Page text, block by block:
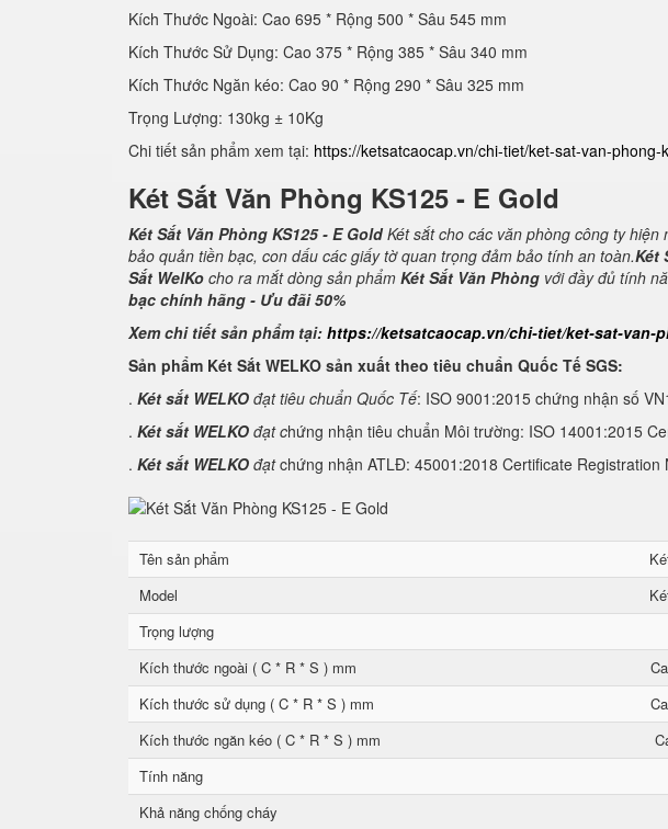
Kích Thước Ngoài: Cao 695 * Rộng 500 * Sâu 545 mm
Kích Thước Sử Dụng: Cao 375 * Rộng 385 * Sâu 340 mm
Kích Thước Ngăn kéo: Cao 90 * Rộng 290 * Sâu 325 mm
Trọng Lượng: 130kg ± 10Kg
Chi tiết sản phẩm xem tại: https://ketsatcaocap.vn/chi-tiet/ket-sat-van-
Két Sắt Văn Phòng KS125 - E Gold
Két Sắt Văn Phòng KS125 - E GoldKét sắt cho các văn phòng công ty
bảo quản tiền bạc, con dấu các giấy tờ quan trọng đảm bảo tính an toàn.Két
Sắt WelKo cho ra mắt dòng sản phẩm Két Sắt Văn Phòng với đầy đủ tính
bạc chính hãng - Ưu đãi 50%
Xem chi tiết sản phẩm tại: https://ketsatcaocap.vn/chi-tiet/ket-sat-van-
Sản phẩm Két Sắt WELKO sản xuất theo tiêu chuẩn Quốc Tế SGS:
. Két sắt WELKO đạt tiêu chuẩn Quốc Tế: ISO 9001:2015 chứng nhận số
. Két sắt WELKO đạt chứng nhận tiêu chuẩn Môi trường: ISO 14001:2015
. Két sắt WELKO đạtchứng nhận ATLĐ: 45001:2018 Certificate Registration
Tên sản phẩm
Model
Trọng lượng
Kích thước ngoài ( C * R * S ) mm
Kích thước sử dụng ( C * R * S ) mm
Kích thước ngăn kéo ( C * R * S ) mm
Tính năng
Khả năng chống cháy